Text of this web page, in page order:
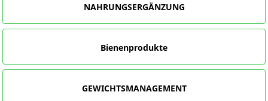
NAHRUNGSERGÄNZUNG
Bienenprodukte
GEWICHTSMANAGEMENT